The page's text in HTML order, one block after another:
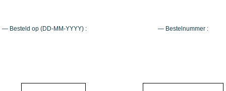
— Besteld op (DD-MM-YYYY) : — Bestelnummer :